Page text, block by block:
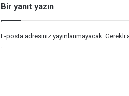
Bir yanıt yazın
E-posta adresiniz yayınlanmayacak. Gerekli